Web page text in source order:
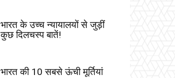
भारत के उच्च न्यायालयों से जुड़ीं
कुछ दिलचस्प बातें!
भारत की 10 सबसे ऊंची मूर्तियां